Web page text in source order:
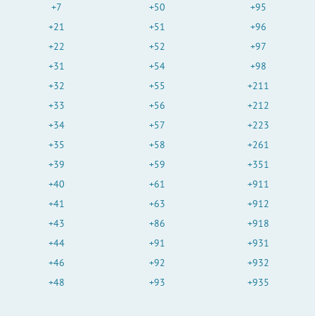
+7
+21
+22
+31
+32
+33
+34
+35
+39
+40
+41
+43
+44
+46
+48
+50
+51
+52
+54
+55
+56
+57
+58
+59
+61
+63
+86
+91
+92
+93
+95
+96
+97
+98
+211
+212
+223
+261
+351
+911
+912
+918
+931
+932
+935